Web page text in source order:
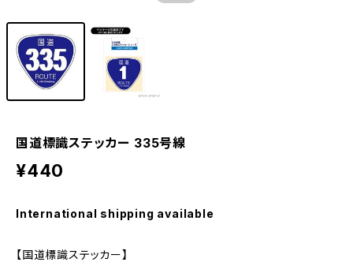
国道標識ステッカー 335号線
¥440
International shipping available
【国道標識ステッカー】